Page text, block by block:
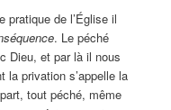
pratique de l’Église il
. Le péché
Dieu, et par là il nous
la privation s’appelle la
tout péché, même